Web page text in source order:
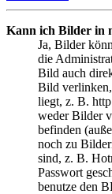
Kann ich Bilder in
Ja, Bilder
die
Bild auch
Bild
liegt, z. B.
weder Bilder
befinden
noch zu
sind, z. B.
Passwort
benutze den